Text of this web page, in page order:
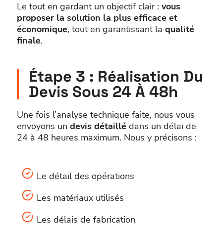
Le tout en gardant un objectif clair : vous
proposer la solution la plus efficace et
économique, tout en garantissant la qualité
finale.
Étape 3 : Réalisation Du
Devis Sous 24 À 48h
Une fois l’analyse technique faite, nous vous
envoyons un devis détaillédans un délai de
24 à 48 heures maximum. Nous y précisons :
Le détail des opérations
Les matériaux utilisés
Les délais de fabrication